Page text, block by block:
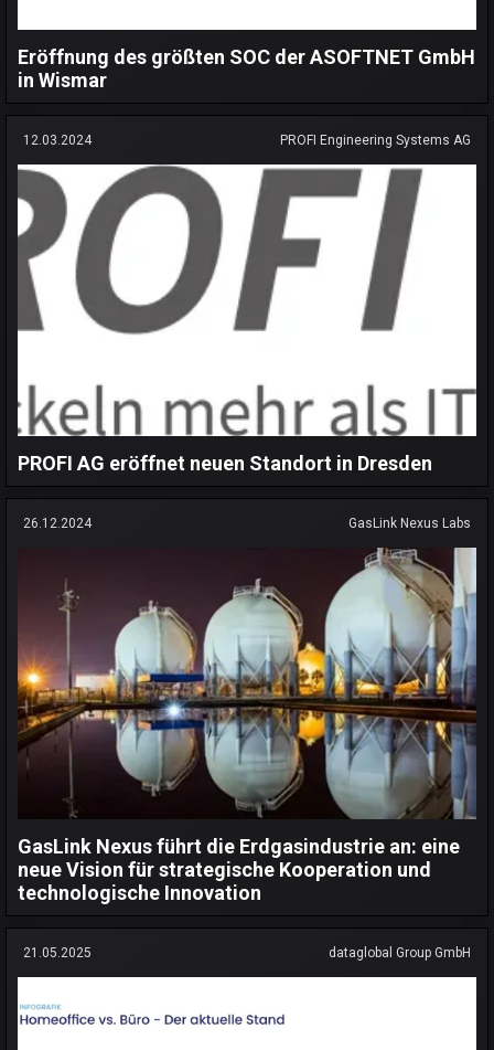
Eröffnung des größten SOC der ASOFTNET GmbH
in Wismar
12.03.2024 PROFI Engineering Systems AG
PROFI AG eröffnet neuen Standort in Dresden
26.12.2024 GasLink Nexus Labs
GasLink Nexus führt die Erdgasindustrie an: eine
neue Vision für strategische Kooperation und
technologische Innovation
21.05.2025 dataglobal Group GmbH